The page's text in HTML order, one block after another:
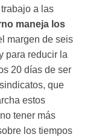
a las
maneja los
margen de seis
para reducir la
20 días de ser
que
estos
tener más
los tiempos